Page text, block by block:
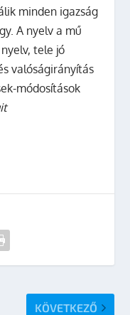
minden igazság
A nyelv a mű
tele jó
valóságirányítás
módosítások
KÖVETKEZŐ